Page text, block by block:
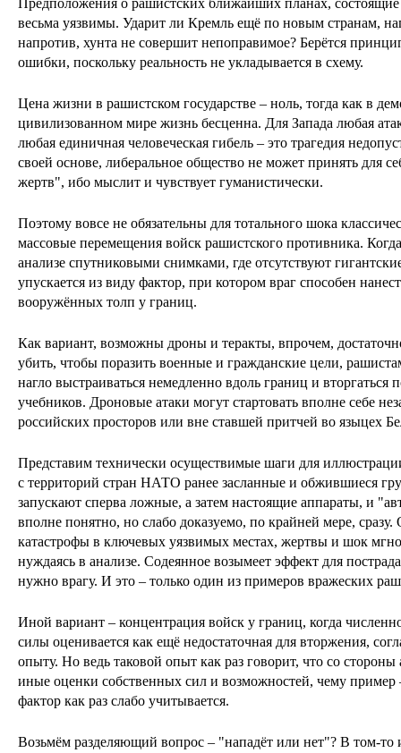
Предположения о рашистских ближайших планах, состоящие
весьма уязвимы. Ударит ли Кремль ещё по новым странам,
напротив, хунта не совершит непоправимое? Берётся
ошибки, поскольку реальность не укладывается в схему.
Цена жизни в рашистском государстве – ноль, тогда как в
цивилизованном мире жизнь бесценна. Для Запада любая
любая единичная человеческая гибель – это трагедия
своей основе, либеральное общество не может принять для
жертв", ибо мыслит и чувствует гуманистически.
Поэтому вовсе не обязательны для тотального шока
массовые перемещения войск рашистского противника.
анализе спутниковыми снимками, где отсутствуют
упускается из виду фактор, при котором враг способен
вооружённых толп у границ.
Как вариант, возможны дроны и теракты, впрочем,
убить, чтобы поразить военные и гражданские цели,
нагло выстраиваться немедленно вдоль границ и вторгаться
учебников. Дроновые атаки могут стартовать вполне себе
российских просторов или вне ставшей притчей во языцех
Представим технически осуществимые шаги для
с территорий стран НАТО ранее засланные и обжившиеся
запускают сперва ложные, а затем настоящие аппараты, и
вполне понятно, но слабо доказуемо, по крайней мере,
катастрофы в ключевых уязвимых местах, жертвы и шок
нуждаясь в анализе. Содеянное возымеет эффект для
нужно врагу. И это – только один из примеров вражеских
Иной вариант – концентрация войск у границ, когда
силы оценивается как ещё недостаточная для вторжения,
опыту. Но ведь таковой опыт как раз говорит, что со стороны
иные оценки собственных сил и возможностей, чему пример
фактор как раз слабо учитывается.
Возьмём разделяющий вопрос – "нападёт или нет"? В том-то